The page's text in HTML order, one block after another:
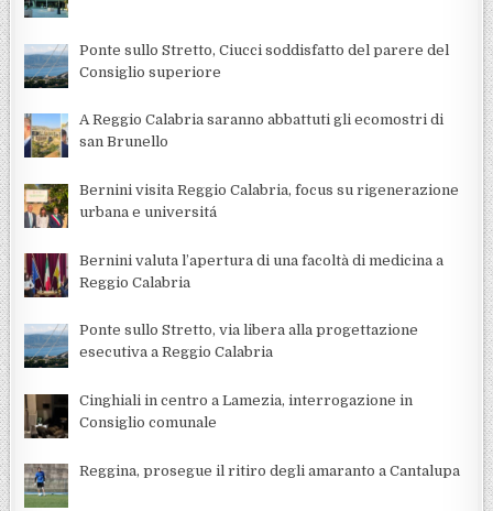
Ponte sullo Stretto, Ciucci soddisfatto del parere del
Consiglio superiore
A Reggio Calabria saranno abbattuti gli ecomostri di
san Brunello
Bernini visita Reggio Calabria, focus su rigenerazione
urbana e universitá
Bernini valuta l’apertura di una facoltà di medicina a
Reggio Calabria
Ponte sullo Stretto, via libera alla progettazione
esecutiva a Reggio Calabria
Cinghiali in centro a Lamezia, interrogazione in
Consiglio comunale
Reggina, prosegue il ritiro degli amaranto a Cantalupa